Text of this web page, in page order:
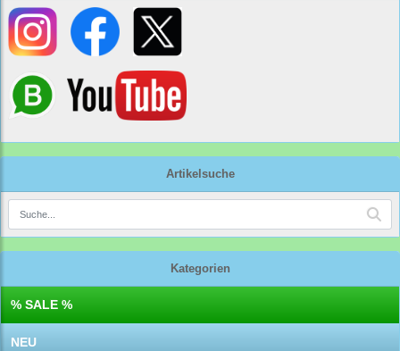
Artikelsuche
Kategorien
% SALE %
NEU